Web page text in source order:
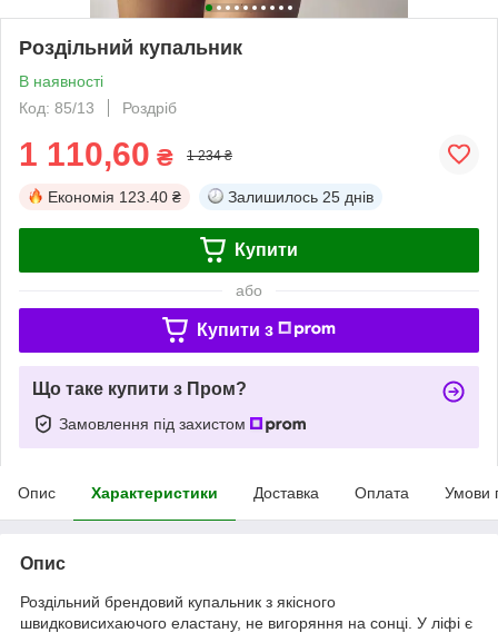
Роздільний купальник
В наявності
Код: 85/13
Роздріб
1 110,60 ₴ 1 234 ₴
Економія 123.40 ₴ Залишилось 25 днів
Купити
або
Купити з
Що таке купити з Пром?
Замовлення під захистом
Опис Характеристики Доставка Оплата Умови
Опис
Роздільний брендовий купальник з якісного
швидковисихаючого еластану, не вигоряння на сонці. У ліфі є